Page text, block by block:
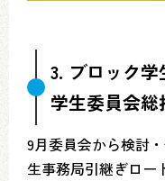
3. ブロック
学生委員会
9月委員会から検討
生事務局引継ぎロー